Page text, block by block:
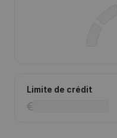
Limite de crédit